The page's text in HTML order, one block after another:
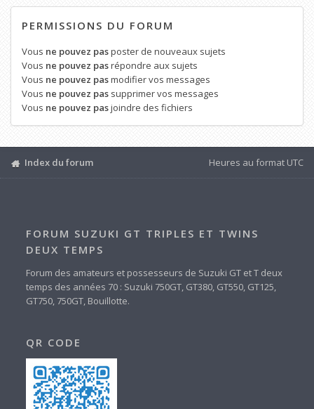
PERMISSIONS DU FORUM
Vous ne pouvez pasposter de nouveaux sujets
Vous ne pouvez pasrépondre aux sujets
Vous ne pouvez pasmodifier vos messages
Vous ne pouvez pas supprimer vos messages
Vous ne pouvez pasjoindre des fichiers
Index du forum Heures au format UTC
FORUM SUZUKI GT TRIPLES ET TWINS
DEUX TEMPS
Forum des amateurs et possesseurs de Suzuki GT et T deux
temps des années 70 : Suzuki 750GT, GT380, GT550, GT125,
GT750, 750GT, Bouillotte.
QR CODE